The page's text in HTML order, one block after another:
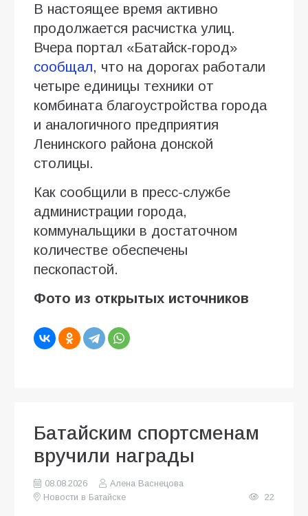
В настоящее время активно
продолжается расчистка улиц.
Вчера портал «Батайск-город»
сообщал, что на дорогах работали
четыре единицы техники от
комбината благоустройства города
и аналогичного предприятия
Ленинского района донской
столицы.
Как сообщили в пресс-службе
администрации города,
коммунальщики в достаточном
количестве обеспечены
пескопастой.
Фото из открытых источников
Батайским спортсменам
вручили награды
08.08.2026
Алена Васнецова
Новости в Батайске
22